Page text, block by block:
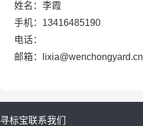
姓名：李霞
手机：13416485190
电话：
邮箱：lixia@wenchongyard.cn
寻标宝联系我们